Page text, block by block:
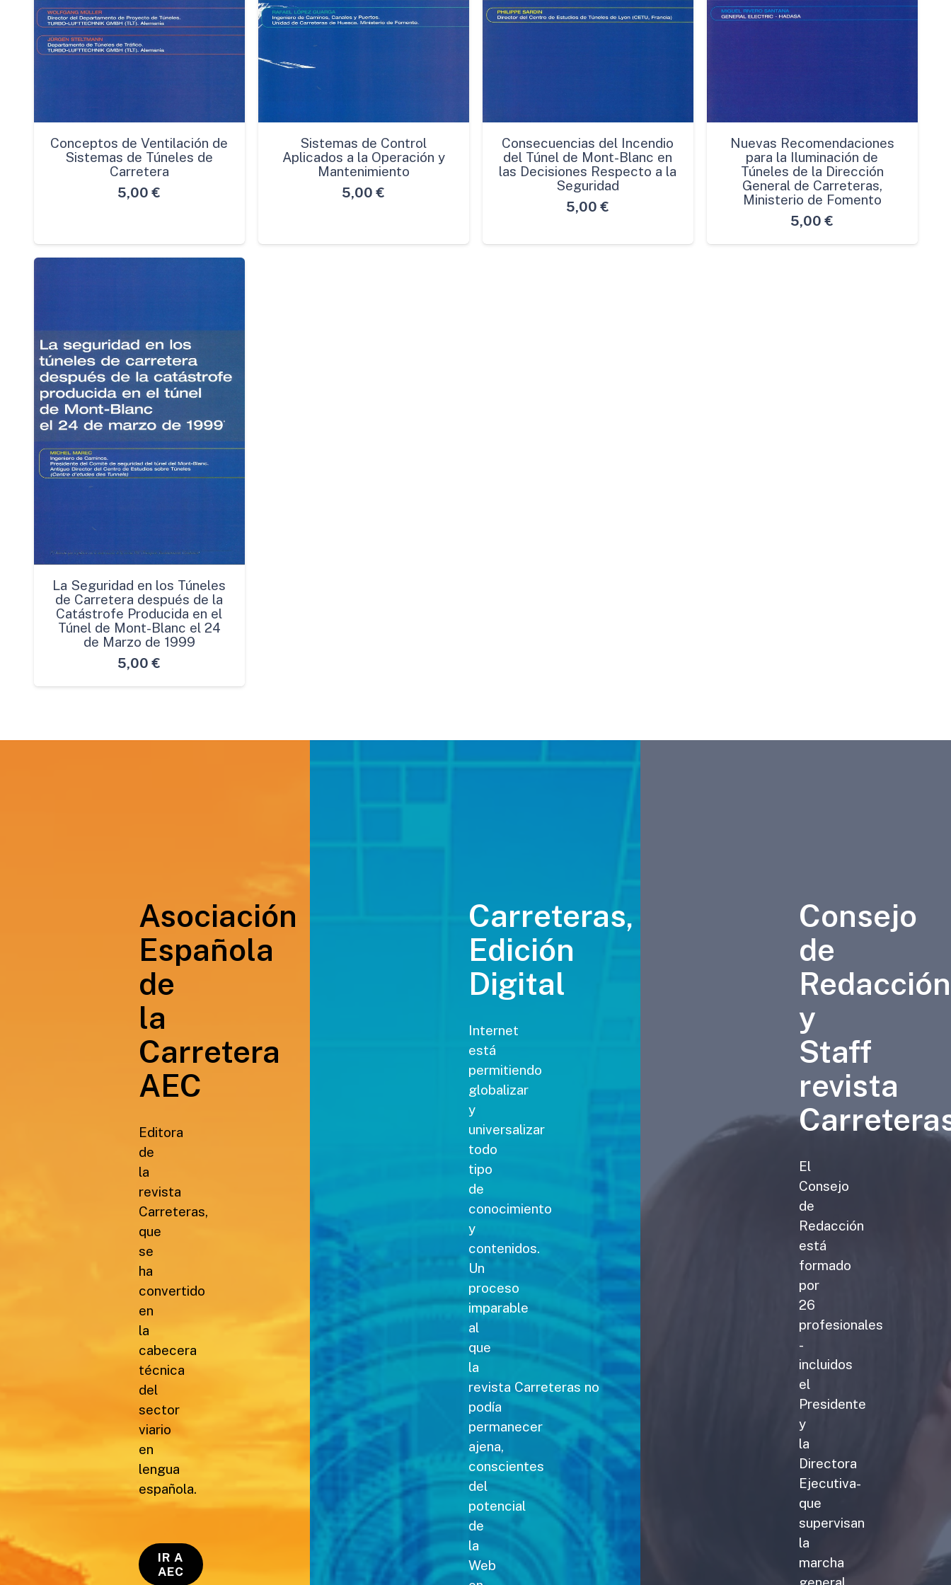
Conceptos de Ventilación de
Sistemas de Túneles de
Carretera
5,00 €
Sistemas de Control
Aplicados a la Operación y
Mantenimiento
5,00 €
Consecuencias del Incendio
del Túnel de Mont-Blanc en
las Decisiones Respecto a la
Seguridad
5,00 €
Nuevas Recomendaciones
para la Iluminación de
Túneles de la Dirección
General de Carreteras,
Ministerio de Fomento
5,00 €
La Seguridad en los Túneles
de Carretera después de la
Catástrofe Producida en el
Túnel de Mont-Blanc el 24
de Marzo de 1999
5,00 €
Asociación
Española
de
la
Carretera
AEC
Editora
de
la
revista
Carreteras,
que
se
ha
convertido
en
la
cabecera
técnica
del
sector
viario
en
lengua
española.
IR A
AEC
Carreteras,
Edición
Digital
Internet
está
permitiendo
globalizar
y
universalizar
todo
tipo
de
conocimiento
y
contenidos.
Un
proceso
imparable
al
que
la
revista Carreteras no
podía
permanecer
ajena,
conscientes
del
potencial
de
la
Web
Consejo
de
Redacción
y
Staff
revista
El
Consejo
de
Redacción
está
formado
por
26
profesionales
-
incluidos
el
Presidente
y
la
Directora
Ejecutiva-
que
supervisan
la
marcha